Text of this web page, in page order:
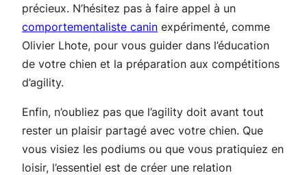
précieux. N’hésitez pas à faire appel à un
comportementaliste canin expérimenté, comme
Olivier Lhote, pour vous guider dans l’éducation
de votre chien et la préparation aux compétitions
d’agility.
Enfin, n’oubliez pas que l’agility doit avant tout
rester un plaisir partagé avec votre chien. Que
vous visiez les podiums ou que vous pratiquiez en
loisir, l’essentiel est de créer une relation